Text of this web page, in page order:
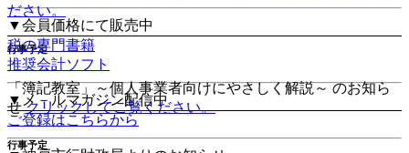
ださい。
行事予定
「簿記教室」～個人事業者向けにやさしく解説～ のお知ら
せ クリックしてご覧ください。
行事予定
▼会員価格にて販売中
税の専門書籍
推奨会計ソフト
▼メ－ルマガジン配信中
ご登録はこちらから